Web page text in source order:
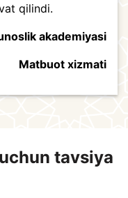
qilindi.
akademiyasi
Matbuot xizmati
tavsiya